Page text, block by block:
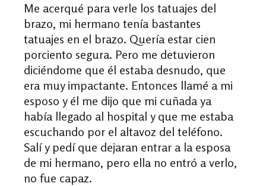
Me acerqué para verle los tatuajes del
brazo, mi hermano tenía bastantes
tatuajes en el brazo. Quería estar cien
porciento segura. Pero me detuvieron
diciéndome que él estaba desnudo, que
era muy impactante. Entonces llamé a mi
esposo y él me dijo que mi cuñada ya
había llegado al hospital y que me estaba
escuchando por el altavoz del teléfono.
Salí y pedí que dejaran entrar a la esposa
de mi hermano, pero ella no entró a verlo,
no fue capaz.